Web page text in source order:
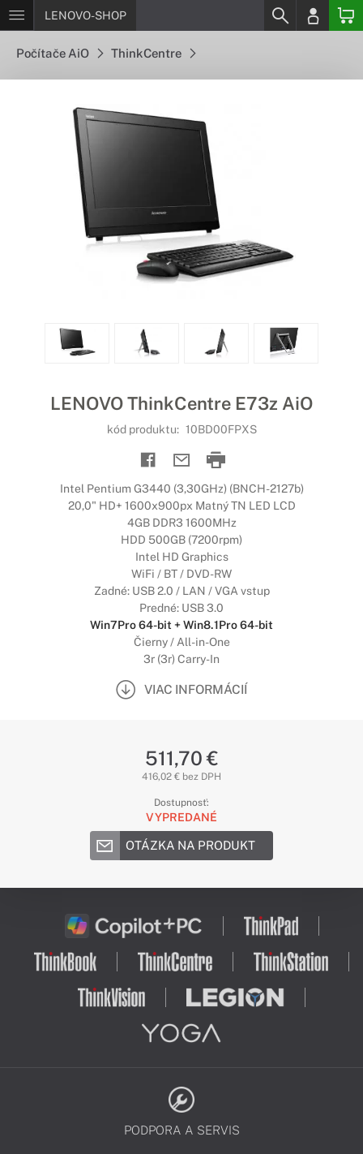
LENOVO-SHOP
Počítače AiO ThinkCentre
LENOVO ThinkCentre E73z AiO
kód produktu: 10BD00FPXS
Intel Pentium G3440 (3,30GHz) (BNCH-2127b)
20,0" HD+ 1600x900px Matný TN LED LCD
4GB DDR3 1600MHz
HDD 500GB (7200rpm)
Intel HD Graphics
WiFi / BT / DVD-RW
Zadné: USB 2.0 / LAN / VGA vstup
Predné: USB 3.0
Win7Pro 64-bit + Win8.1Pro 64-bit
Čierny / All-in-One
3r (3r) Carry-In
VIAC INFORMÁCIÍ
511,70 €
416,02 € bez DPH
Dostupnosť:
VYPREDANÉ
OTÁZKA NA PRODUKT
PODPORA A SERVIS